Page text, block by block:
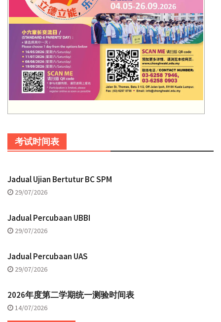
考试时间表
Jadual Ujian Bertutur BC SPM
29/07/2026
Jadual Percubaan UBBI
29/07/2026
Jadual Percubaan UAS
29/07/2026
2026年度第二学期统一测验时间表
14/07/2026